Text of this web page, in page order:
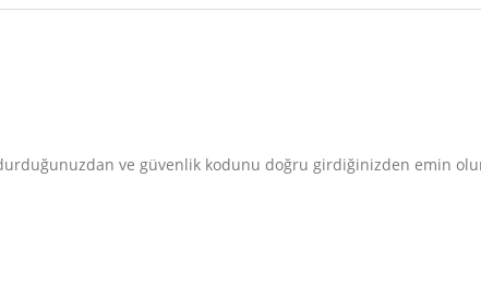
ve güvenlik kodunu doğru girdiğinizden emin